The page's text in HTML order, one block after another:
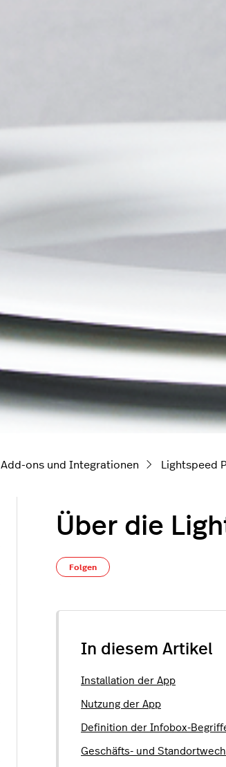
Add-ons und Integrationen Lightspeed
Über die
Folgen
In diesem Artikel
Installation der App
Nutzung der App
Definition der Infobox-
Geschäfts- und